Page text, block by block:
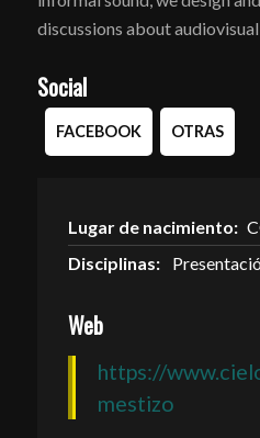
discussions about
Social
FACEBOOK OTRAS
Lugar de nacimiento:
Disciplinas:
Web
https://
mestizo